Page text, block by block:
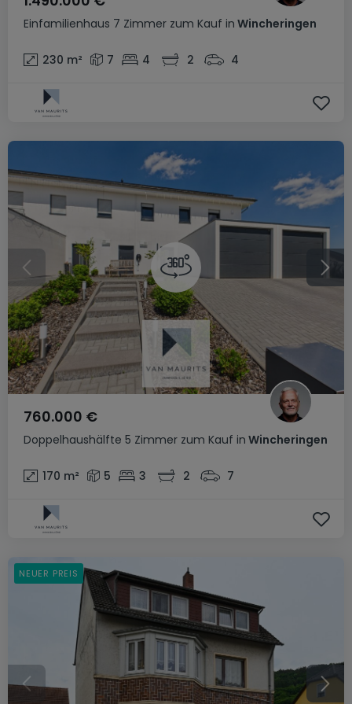
Einfamilienhaus 7 Zimmer zum Kauf in Wincheringen
230 m² 7 4 2 4
Doppelhaushälfte 5 Zimmer zum Kauf in Wincheringen
760.000 €
170 m² 5 3 2 7
NEUER PREIS